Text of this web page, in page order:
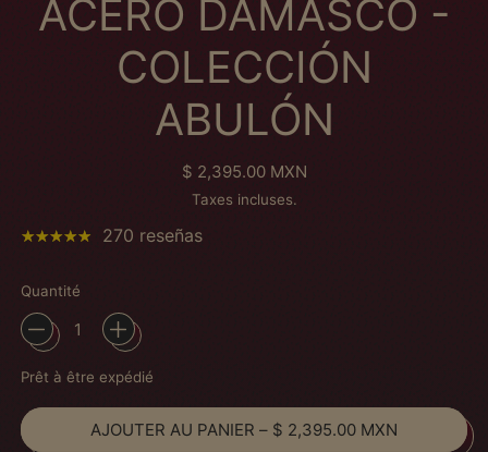
ACERO DAMASCO -
COLECCIÓN
ABULÓN
Prix normal
$ 2,395.00 MXN
Taxes incluses.
270 reseñas
Quantité
Prêt à être expédié
AJOUTER AU PANIER – $ 2,395.00 MXN